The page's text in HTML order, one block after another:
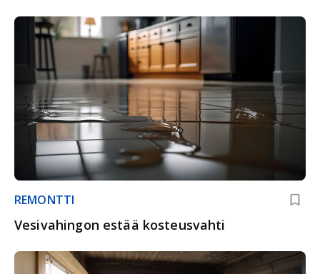
REMONTTI
Vesivahingon estää kosteusvahti